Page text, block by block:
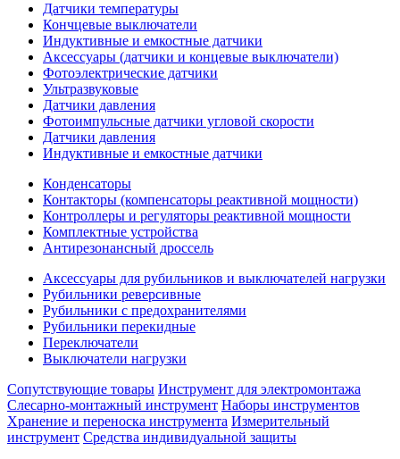
Датчики температуры
Кончцевые выключатели
Индуктивные и емкостные датчики
Аксессуары (датчики и концевые выключатели)
Фотоэлектрические датчики
Ультразвуковые
Датчики давления
Фотоимпульсные датчики угловой скорости
Датчики давления
Индуктивные и емкостные датчики
Конденсаторы
Контакторы (компенсаторы реактивной мощности)
Контроллеры и регуляторы реактивной мощности
Комплектные устройства
Антирезонансный дроссель
Аксессуары для рубильников и выключателей нагрузки
Рубильники реверсивные
Рубильники с предохранителями
Рубильники перекидные
Переключатели
Выключатели нагрузки
Сопутствующие товары Инструмент для электромонтажа
Слесарно-монтажный инструмент Наборы инструментов
Хранение и переноска инструмента Измерительный
инструмент Средства индивидуальной защиты